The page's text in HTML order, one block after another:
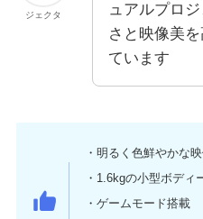
ジェクタ
ュアルプロ
さと映像美
ています
・明るく色鮮やかな
・1.6kgの小型ボディ
・ゲームモード搭載